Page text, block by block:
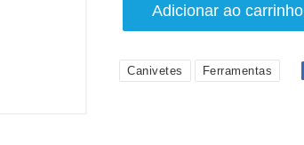
Adicionar ao carrinho
Canivetes Ferramentas